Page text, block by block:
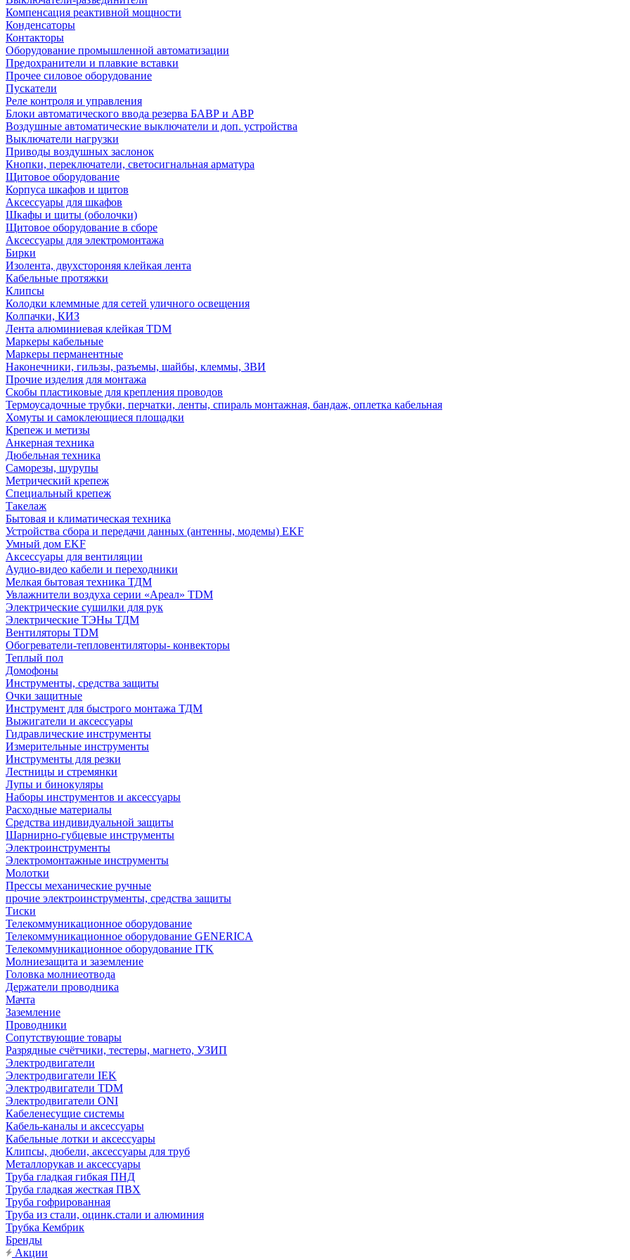
Компенсация реактивной мощности
Конденсаторы
Контакторы
Оборудование промышленной автоматизации
Предохранители и плавкие вставки
Прочее силовое оборудование
Пускатели
Реле контроля и управления
Блоки автоматического ввода резерва БАВР и АВР
Воздушные автоматические выключатели и доп. устройства
Выключатели нагрузки
Приводы воздушных заслонок
Кнопки, переключатели, светосигнальная арматура
Щитовое оборудование
Корпуса шкафов и щитов
Аксессуары для шкафов
Шкафы и щиты (оболочки)
Щитовое оборудование в сборе
Аксессуары для электромонтажа
Бирки
Изолента, двухстороняя клейкая лента
Кабельные протяжки
Клипсы
Колодки клеммные для сетей уличного освещения
Колпачки, КИЗ
Лента алюминиевая клейкая TDM
Маркеры кабельные
Маркеры перманентные
Наконечники, гильзы, разъемы, шайбы, клеммы, ЗВИ
Прочие изделия для монтажа
Скобы пластиковые для крепления проводов
Термоусадочные трубки, перчатки, ленты, спираль монтажная, бандаж, оплетка кабельная
Хомуты и самоклеющиеся площадки
Крепеж и метизы
Анкерная техника
Дюбельная техника
Саморезы, шурупы
Метрический крепеж
Специальный крепеж
Такелаж
Бытовая и климатическая техника
Устройства сбора и передачи данных (антенны, модемы) EKF
Умный дом EKF
Аксессуары для вентиляции
Аудио-видео кабели и переходники
Мелкая бытовая техника ТДМ
Увлажнители воздуха серии «Ареал» TDM
Электрические сушилки для рук
Электрические ТЭНы ТДМ
Вентиляторы TDM
Обогреватели-тепловентиляторы- конвекторы
Теплый пол
Домофоны
Инструменты, средства защиты
Очки защитные
Инструмент для быстрого монтажа ТДМ
Выжигатели и аксессуары
Гидравлические инструменты
Измерительные инструменты
Инструменты для резки
Лестницы и стремянки
Лупы и бинокуляры
Наборы инструментов и аксессуары
Расходные материалы
Средства индивидуальной защиты
Шарнирно-губцевые инструменты
Электроинструменты
Электромонтажные инструменты
Молотки
Прессы механические ручные
прочие электроинструменты, средства защиты
Тиски
Телекоммуникационное оборудование
Телекоммуникационное оборудование GENERICA
Телекоммуникационное оборудование ITK
Молниезащита и заземление
Головка молниеотвода
Держатели проводника
Мачта
Заземление
Проводники
Сопутствующие товары
Разрядные счётчики, тестеры, магнето, УЗИП
Электродвигатели
Электродвигатели IEK
Электродвигатели TDM
Электродвигатели ONI
Кабеленесущие системы
Кабель-каналы и аксессуары
Кабельные лотки и аксессуары
Клипсы, дюбели, аксессуары для труб
Металлорукав и аксессуары
Труба гладкая гибкая ПНД
Труба гладкая жесткая ПВХ
Труба гофрированная
Труба из стали, оцинк.стали и алюминия
Трубка Кембрик
Бренды
Акции